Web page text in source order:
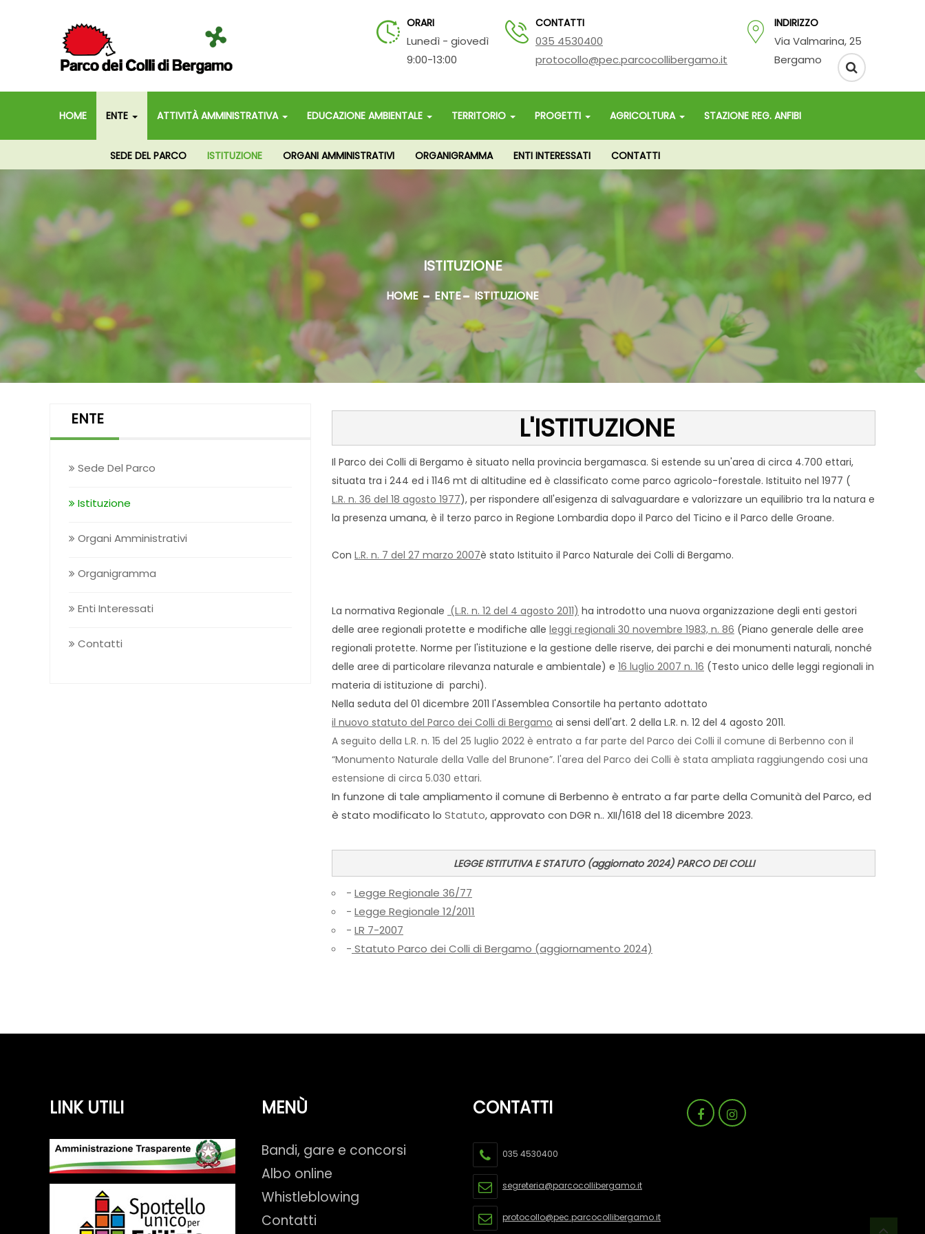
ORARI
Lunedì - giovedì
9:00-13:00
CONTATTI
035 4530400
protocollo@pec.parcocollibergamo.it
INDIRIZZO
Via Valmarina, 25
Bergamo
HOME ENTE
SEDE DEL PARCO ISTITUZIONE ORGANI AMMINISTRATIVI ORGANIGRAMMA ENTI INTERESSATI CONTATTI
ATTIVITÀ AMMINISTRATIVA EDUCAZIONE AMBIENTALE TERRITORIO PROGETTI AGRICOLTURA STAZIONE REG. ANFIBI
ISTITUZIONE
HOME ENTE ISTITUZIONE
ENTE
Sede Del Parco
Istituzione
Organi Amministrativi
Organigramma
Enti Interessati
Contatti
L'ISTITUZIONE
Il Parco dei Colli di Bergamo è situato nella provincia bergamasca. Si estende su un'area di circa 4.700 ettari,
situata tra i 244 ed i 1146 mt di altitudine ed è classificato come parco agricolo-forestale. Istituito nel 1977 (
L.R. n. 36 del 18 agosto 1977), per rispondere all'esigenza di salvaguardare e valorizzare un equilibrio tra la natura e
la presenza umana, è il terzo parco in Regione Lombardia dopo il Parco del Ticino e il Parco delle Groane.
Con L.R. n. 7 del 27 marzo 2007è stato Istituito il Parco Naturale dei Colli di Bergamo.
La normativa Regionale (L.R. n. 12 del 4 agosto 2011) ha introdotto una nuova organizzazione degli enti gestori
delle aree regionali protette e modifiche alle leggi regionali 30 novembre 1983, n. 86 (Piano generale delle aree
regionali protette. Norme per l'istituzione e la gestione delle riserve, dei parchi e dei monumenti naturali, nonché
delle aree di particolare rilevanza naturale e ambientale) e 16 luglio 2007 n. 16 (Testo unico delle leggi regionali in
materia di istituzione di parchi).
Nella seduta del 01 dicembre 2011 l'Assemblea Consortile ha pertanto adottato
il nuovo statuto del Parco dei Colli di Bergamo ai sensi dell'art. 2 della L.R. n. 12 del 4 agosto 2011.
A seguito della L.R. n. 15 del 25 luglio 2022 è entrato a far parte del Parco dei Colli il comune di Berbenno con il
“Monumento Naturale della Valle del Brunone”. l'area del Parco dei Colli è stata ampliata raggiungendo cosi una
estensione di circa 5.030 ettari.
In funzone di tale ampliamento il comune di Berbenno è entrato a far parte della Comunità del Parco, ed
è stato modificato lo Statuto, approvato con DGR n.. XII/1618 del 18 dicembre 2023.
LEGGE ISTITUTIVA E STATUTO (aggiornato 2024) PARCO DEI COLLI
- Legge Regionale 36/77
- Legge Regionale 12/2011
- LR 7-2007
- Statuto Parco dei Colli di Bergamo (aggiornamento 2024)
LINK UTILI MENÙ
Bandi, gare e concorsi
Albo online
Whistleblowing
Contatti
CONTATTI
035 4530400
segreteria@parcocollibergamo.it
protocollo@pec.parcocollibergamo.it